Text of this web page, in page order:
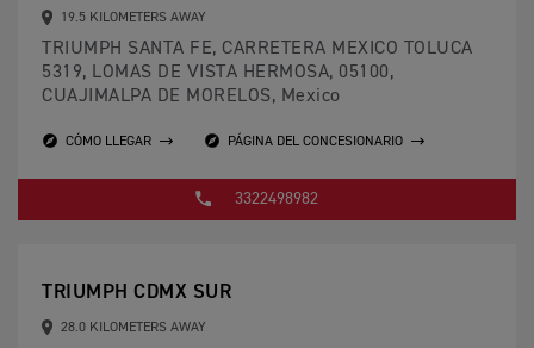
19.5 KILOMETERS AWAY
TRIUMPH SANTA FE, CARRETERA MEXICO TOLUCA
5319, LOMAS DE VISTA HERMOSA, 05100,
CUAJIMALPA DE MORELOS, Mexico
CÓMO LLEGAR PÁGINA DEL CONCESIONARIO
3322498982
TRIUMPH CDMX SUR
28.0 KILOMETERS AWAY